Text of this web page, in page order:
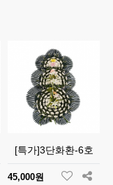
[특가]3단화환-6호
45,000원